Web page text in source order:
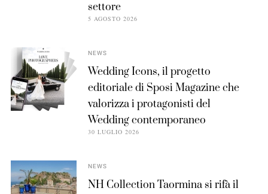
settore
5 AGOSTO 2026
NEWS
Wedding Icons, il progetto
editoriale di Sposi Magazine che
valorizza i protagonisti del
Wedding contemporaneo
30 LUGLIO 2026
NEWS
NH Collection Taormina si rifà il